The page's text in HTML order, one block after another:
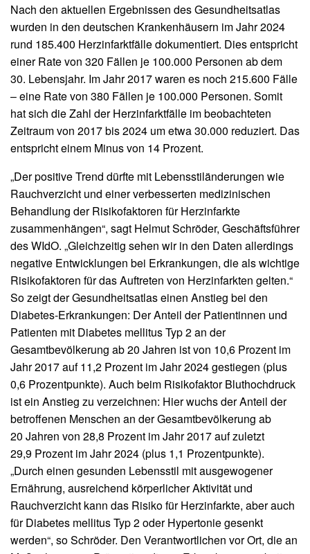
Nach den aktuellen Ergebnissen des Gesundheitsatlas
wurden in den deutschen Krankenhäusern im Jahr 2024
rund 185.400 Herzinfarktfälle dokumentiert. Dies entspricht
einer Rate von 320 Fällen je 100.000 Personen ab dem
30. Lebensjahr. Im Jahr 2017 waren es noch 215.600 Fälle
– eine Rate von 380 Fällen je 100.000 Personen. Somit
hat sich die Zahl der Herzinfarktfälle im beobachteten
Zeitraum von 2017 bis 2024 um etwa 30.000 reduziert. Das
entspricht einem Minus von 14 Prozent.
„Der positive Trend dürfte mit Lebensstiländerungen wie
Rauchverzicht und einer verbesserten medizinischen
Behandlung der Risikofaktoren für Herzinfarkte
zusammenhängen“, sagt Helmut Schröder, Geschäftsführer
des WIdO. „Gleichzeitig sehen wir in den Daten allerdings
negative Entwicklungen bei Erkrankungen, die als wichtige
Risikofaktoren für das Auftreten von Herzinfarkten gelten.“
So zeigt der Gesundheitsatlas einen Anstieg bei den
Diabetes-Erkrankungen: Der Anteil der Patientinnen und
Patienten mit Diabetes mellitus Typ 2 an der
Gesamtbevölkerung ab 20 Jahren ist von 10,6 Prozent im
Jahr 2017 auf 11,2 Prozent im Jahr 2024 gestiegen (plus
0,6 Prozentpunkte). Auch beim Risikofaktor Bluthochdruck
ist ein Anstieg zu verzeichnen: Hier wuchs der Anteil der
betroffenen Menschen an der Gesamtbevölkerung ab
20 Jahren von 28,8 Prozent im Jahr 2017 auf zuletzt
29,9 Prozent im Jahr 2024 (plus 1,1 Prozentpunkte).
„Durch einen gesunden Lebensstil mit ausgewogener
Ernährung, ausreichend körperlicher Aktivität und
Rauchverzicht kann das Risiko für Herzinfarkte, aber auch
für Diabetes mellitus Typ 2 oder Hypertonie gesenkt
werden“, so Schröder. Den Verantwortlichen vor Ort, die an